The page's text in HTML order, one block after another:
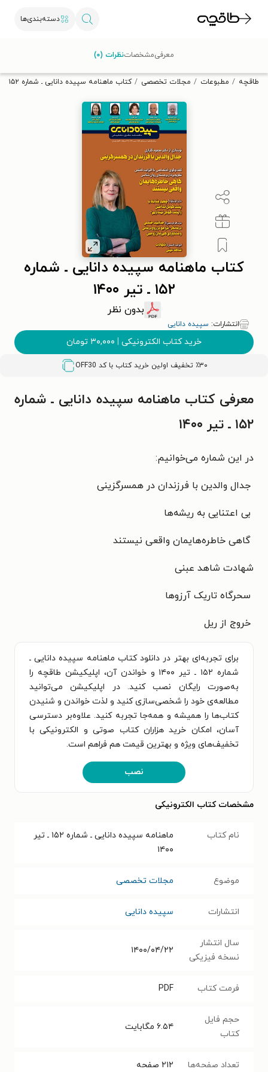
دسته‌بندی‌ها
تخفیف از طاقچه دریافت کن.
طاقچه مطبوعات مجلات تخصصی کتاب ماهنامه سپیده دانایی ـ شماره ۱۵۲ ـ تیر ۱۴۰۰
کتاب ماهنامه سپیده دانایی ـ شماره
۱۵۲ ـ تیر ۱۴۰۰
بدون نظر
انتشارات: سپیده دانایی
خرید کتاب الکترونیکی | ۳۰,۰۰۰ تومان
٪۳۰ تخفیف اولین خرید کتاب با کد OFF30
معرفیمشخصاتنظرات (۰)
معرفی کتاب ماهنامه سپیده دانایی ـ شماره
۱۵۲ ـ تیر ۱۴۰۰
در این شماره می‌خوانیم:
جدال والدین با فرزندان در همسرگزینی
بی اعتنایی به ریشه‌ها
گاهی خاطره‌هایمان واقعی نیستند
شهادت شاهد عبنی
سحرگاه تاریک آرزوها
خروج از ریل
برای تجربه‌ای بهتر در دانلود کتاب ماهنامه سپیده دانایی ـ
شماره ۱۵۲ ـ تیر ۱۴۰۰ و خواندن آن، اپلیکیشن طاقچه را
به‌صورت رایگان نصب کنید. در اپلیکیشن می‌توانید
مطالعه‌ی خود را شخصی‌سازی کنید و لذت خواندن و شنیدن
کتاب‌ها را همیشه و همه‌جا تجربه کنید. علاوه‌بر دسترسی
آسان، امکان خرید هزاران کتاب صوتی و الکترونیکی با
تخفیف‌های ویژه و بهترین قیمت هم فراهم است.
نصب
مشخصات کتاب الکترونیکی
نام کتاب
ماهنامه سپیده دانایی ـ شماره ۱۵۲ ـ تیر
۱۴۰۰
موضوع مجلات تخصصی
انتشارات سپیده دانایی
سال انتشار
نسخه فیزیکی
۱۴۰۰/۰۴/۲۲
فرمت کتاب PDF
حجم فایل
کتاب
۶.۵۴ مگابایت
تعداد صفحه‌ها ۲۱۲ صفحه